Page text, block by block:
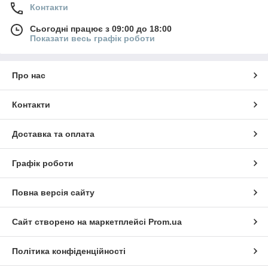
Контакти
Сьогодні працює з 09:00 до 18:00
Показати весь графік роботи
Про нас
Контакти
Доставка та оплата
Графік роботи
Повна версія сайту
Сайт створено на маркетплейсі Prom.ua
Політика конфіденційності